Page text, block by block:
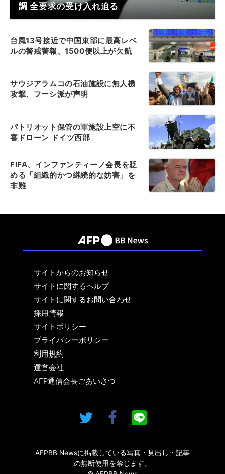
調 全要求の受け入れ迫る
台風13号接近で中国東部に最高レベ
ルの警戒警報、1500便以上が欠航
サウジアラムコの石油施設に無人機
攻撃、フーシ派が声明
パトリオット保管の軍施設上空に不
審ドローン ドイツ西部
FIFA、インファンティーノ会長を貶
める「組織的かつ継続的な妨害」を
非難
サイトからのお知らせ
サイトに関するヘルプ
サイトに関するお問い合わせ
採用情報
サイトポリシー
プライバシーポリシー
利用規約
運営会社
AFP通信会長ごあいさつ
AFPBB Newsに掲載している写真・見出し・記事
の無断使用を禁じます。